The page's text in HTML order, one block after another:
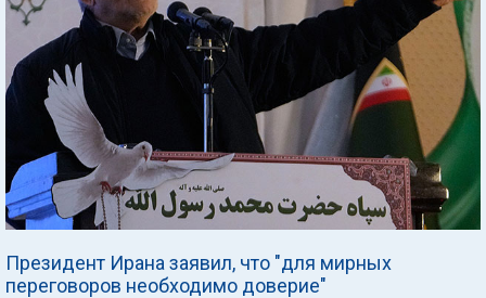
Президент Ирана заявил, что "для мирных
переговоров необходимо доверие"